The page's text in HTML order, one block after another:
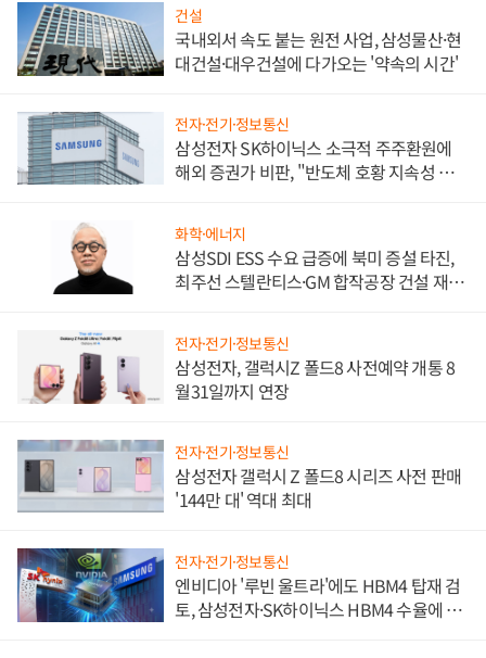
건설
국내외서 속도 붙는 원전 사업, 삼성물산·현
대건설·대우건설에 다가오는 '약속의 시간'
전자·전기·정보통신
삼성전자 SK하이닉스 소극적 주주환원에
해외 증권가 비판, "반도체 호황 지속성 의
화학·에너지
삼성SDI ESS 수요 급증에 북미 증설 타진,
최주선 스텔란티스·GM 합작공장 건설 재추
전자·전기·정보통신
삼성전자, 갤럭시Z 폴드8 사전예약 개통 8
월31일까지 연장
전자·전기·정보통신
삼성전자 갤럭시 Z 폴드8 시리즈 사전 판매
'144만 대' 역대 최대
전자·전기·정보통신
엔비디아 '루빈 울트라'에도 HBM4 탑재 검
토, 삼성전자·SK하이닉스 HBM4 수율에 주